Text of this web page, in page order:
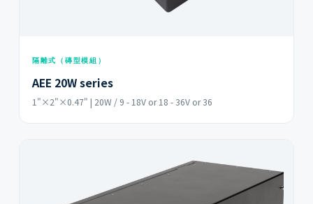
隔離式（磚型模組）
AEE 20W series
1"×2"×0.47" | 20W / 9 - 18V or 18 - 36V or 36